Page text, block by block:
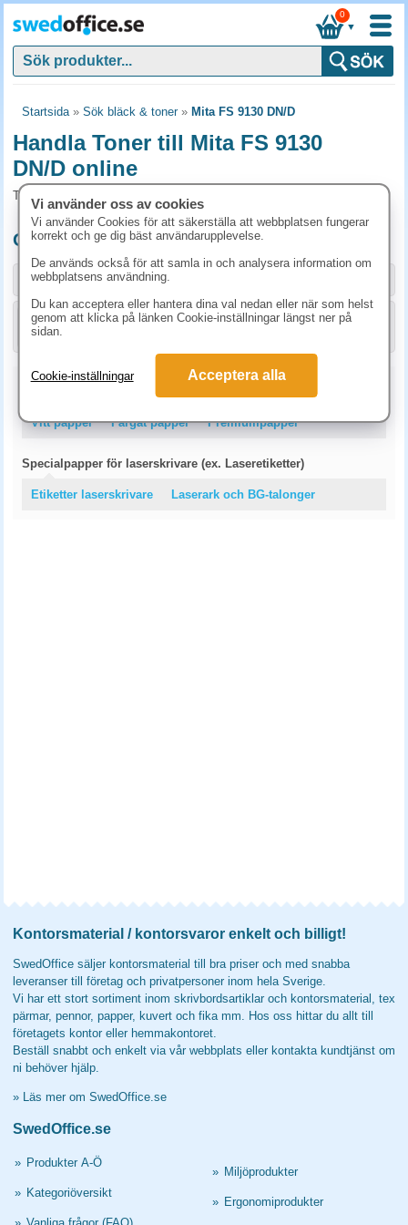
▼
0
Startsida» Sök bläck & toner» Mita FS 9130 DN/D
Handla Toner till Mita FS 9130
DN/D online
Toner och tillbehör som passar till Mita FS 9130 DN/D
Originalprodukter till Mita FS 9130 DN/D
Storlek / info Art.nr
1T02G10EU0 KÖP
Vitt papper Färgat papper Premiumpapper
Specialpapper för laserskrivare (ex. Laseretiketter)
Etiketter laserskrivare Laserark och BG-talonger
Kontorsmaterial / kontorsvaror enkelt och billigt!
SwedOffice säljer kontorsmaterial till bra priser och med snabba
leveranser till företag och privatpersoner inom hela Sverige.
Vi har ett stort sortiment inom skrivbordsartiklar och kontorsmaterial, tex
pärmar, pennor, papper, kuvert och fika mm. Hos oss hittar du allt till
företagets kontor eller hemmakontoret.
Beställ snabbt och enkelt via vår webbplats eller kontakta kundtjänst om
ni behöver hjälp.
» Läs mer om SwedOffice.se
SwedOffice.se
» Produkter A-Ö
» Kategoriöversikt
» Miljöprodukter
» Ergonomiprodukter
Vi använder oss av cookies
Vi använder Cookies för att säkerställa att webbplatsen fungerar
korrekt och ge dig bäst användarupplevelse.
De används också för att samla in och analysera information om
webbplatsens användning.
Du kan acceptera eller hantera dina val nedan eller när som helst
genom att klicka på länken Cookie-inställningar längst ner på
sidan.
Cookie-inställningar Acceptera alla